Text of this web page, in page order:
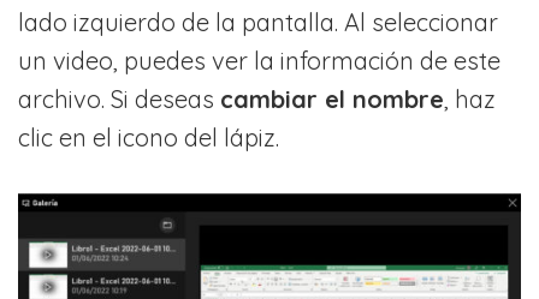
lado izquierdo de la pantalla. Al seleccionar
un video, puedes ver la información de este
archivo. Si deseas cambiar el nombre , haz
clic en el icono del lápiz.